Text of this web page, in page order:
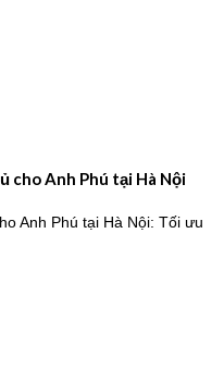
cho Anh Phú tại Hà Nội
Anh Phú tại Hà Nội: Tối ưu